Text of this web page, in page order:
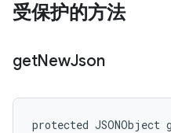
受保护的方法
getNewJson
protected JSONObject